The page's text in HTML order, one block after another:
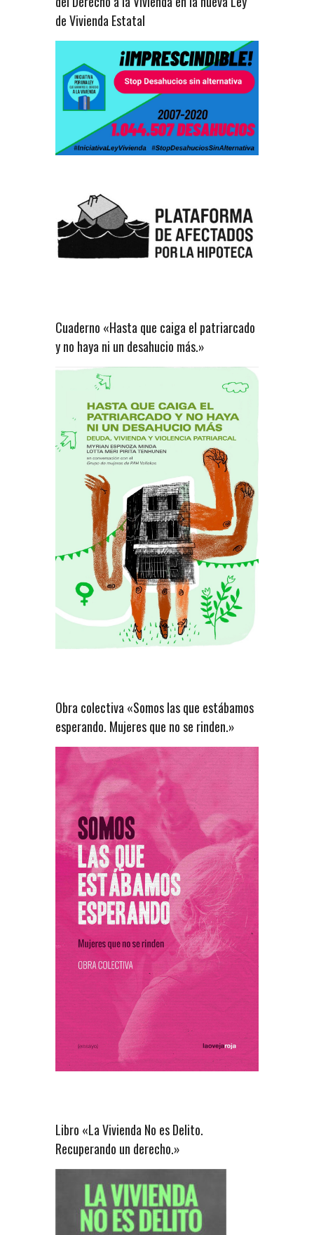
de Vivienda Estatal
Cuaderno «Hasta que caiga el patriarcado
y no haya ni un desahucio más.»
Obra colectiva «Somos las que estábamos
esperando. Mujeres que no se rinden.»
Libro «La Vivienda No es Delito.
Recuperando un derecho.»